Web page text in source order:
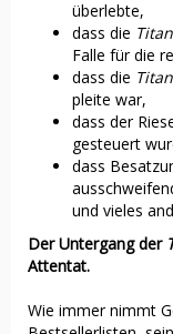
überlebte,
dass die
Falle für die
dass die
pleite war,
dass der
gesteuert
dass
und vieles
Der Untergang der
Attentat.
Wie immer nimmt